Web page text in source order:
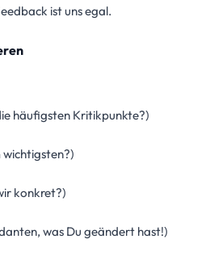
ist uns egal.
häufigsten Kritikpunkte?)
wichtigsten?)
konkret?)
was Du geändert hast!)